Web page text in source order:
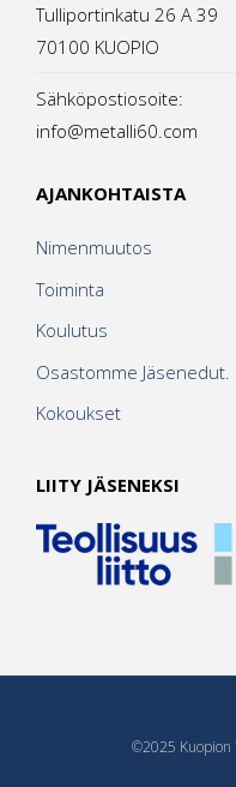
Tulliportinkatu 26 A 39
70100 KUOPIO
Sähköpostiosoite:
info@metalli60.com
AJANKOHTAISTA
Nimenmuutos
Toiminta
Koulutus
Osastomme Jäsenedut.
Kokoukset
LIITY JÄSENEKSI
©2025